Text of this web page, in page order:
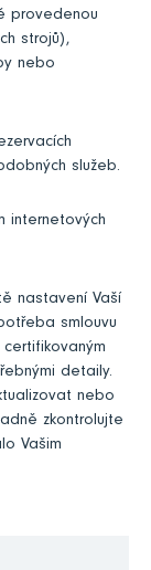
provedenou
strojů),
nebo
služeb.
internetových
nastavení Vaší
smlouvu
detaily.
nebo
zkontrolujte
Vašim